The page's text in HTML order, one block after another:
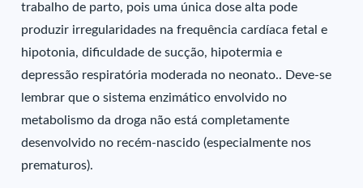
trabalho de parto, pois uma única dose alta pode
produzir irregularidades na frequência cardíaca fetal e
hipotonia, dificuldade de sucção, hipotermia e
depressão respiratória moderada no neonato.. Deve-se
lembrar que o sistema enzimático envolvido no
metabolismo da droga não está completamente
desenvolvido no recém-nascido (especialmente nos
prematuros).